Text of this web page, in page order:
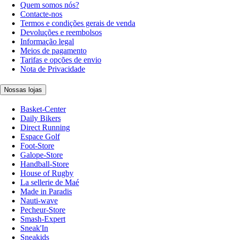
Quem somos nós?
Contacte-nos
Termos e condições gerais de venda
Devoluções e reembolsos
Informação legal
Meios de pagamento
Tarifas e opções de envio
Nota de Privacidade
Nossas lojas
Basket-Center
Daily Bikers
Direct Running
Espace Golf
Foot-Store
Galope-Store
Handball-Store
House of Rugby
La sellerie de Maé
Made in Paradis
Nauti-wave
Pecheur-Store
Smash-Expert
Sneak'In
Sneakids